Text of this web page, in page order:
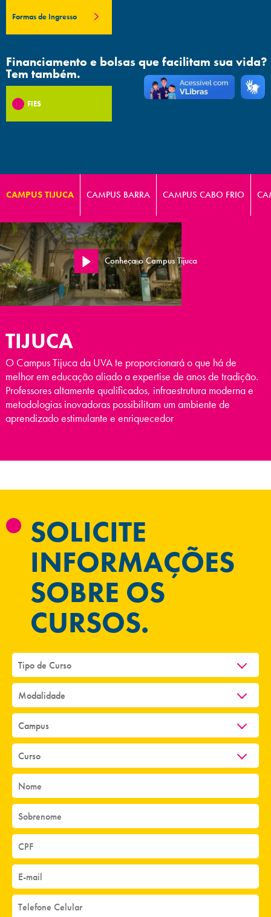
Formas de Ingresso
Financiamento e bolsas que facilitam sua vida?
Tem também.
FIES
Conheça o Campus Tijuca
CAMPUS TIJUCA CAMPUS BARRA CAMPUS CABO FRIO
TIJUCA
O Campus Tijuca da UVA te proporcionará o que há de
melhor em educação aliado a expertise de anos de tradição.
Professores altamente qualificados, infraestrutura moderna e
metodologias inovadoras possibilitam um ambiente de
aprendizado estimulante e enriquecedor
SOLICITE
INFORMAÇÕES
SOBRE OS
CURSOS.